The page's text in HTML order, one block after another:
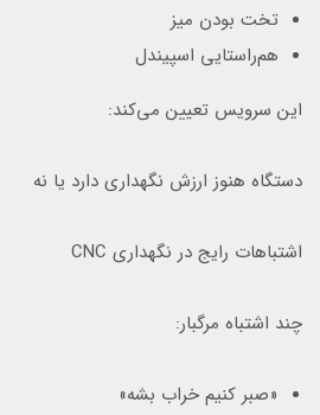
تخت بودن میز
هم‌راستایی اسپیندل
این سرویس تعیین می‌کند:
دستگاه هنوز ارزش نگهداری دارد یا نه
اشتباهات رایج در نگهداری CNC
چند اشتباه مرگبار:
«صبر کنیم خراب بشه»